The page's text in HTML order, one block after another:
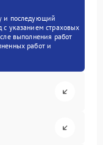
и последующий
с указанием страховых
выполнения работ
работ и